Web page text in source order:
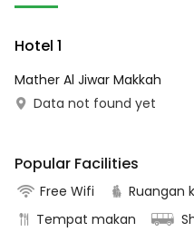
Hotel 1
Mather Al Jiwar Makkah
Data not found yet
Popular Facilities
Free Wifi Ruangan
Tempat makan